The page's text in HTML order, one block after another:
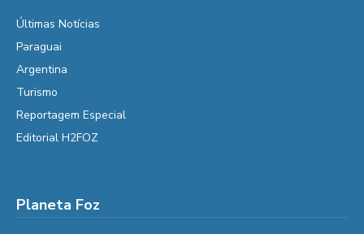
Últimas Notícias
Paraguai
Argentina
Turismo
Reportagem Especial
Editorial H2FOZ
Planeta Foz